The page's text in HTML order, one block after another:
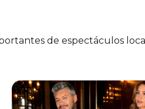
de espectáculos